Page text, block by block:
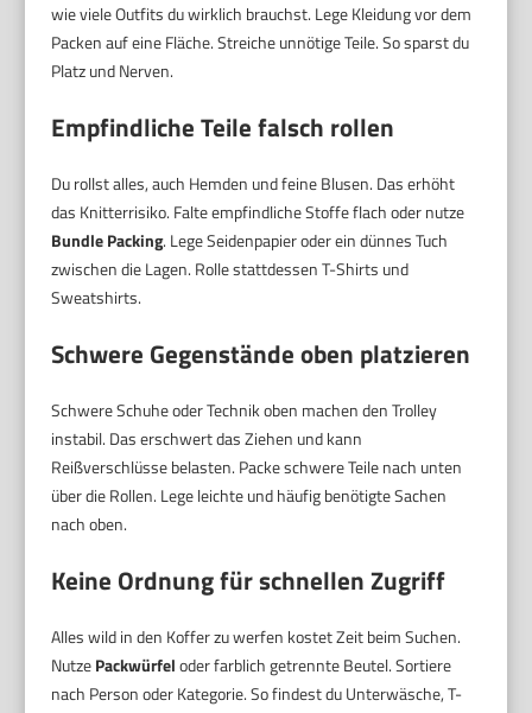
wie viele Outfits du wirklich brauchst. Lege Kleidung vor dem
Packen auf eine Fläche. Streiche unnötige Teile. So sparst du
Platz und Nerven.
Empfindliche Teile falsch rollen
Du rollst alles, auch Hemden und feine Blusen. Das erhöht
das Knitterrisiko. Falte empfindliche Stoffe flach oder nutze
Bundle Packing. Lege Seidenpapier oder ein dünnes Tuch
zwischen die Lagen. Rolle stattdessen T-Shirts und
Sweatshirts.
Schwere Gegenstände oben platzieren
Schwere Schuhe oder Technik oben machen den Trolley
instabil. Das erschwert das Ziehen und kann
Reißverschlüsse belasten. Packe schwere Teile nach unten
über die Rollen. Lege leichte und häufig benötigte Sachen
nach oben.
Keine Ordnung für schnellen Zugriff
Alles wild in den Koffer zu werfen kostet Zeit beim Suchen.
NutzePackwürfeloder farblich getrennte Beutel. Sortiere
nach Person oder Kategorie. So findest du Unterwäsche, T-